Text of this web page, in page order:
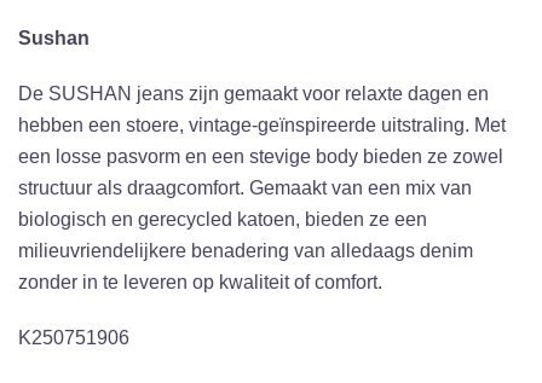
Sushan
De SUSHAN jeans zijn gemaakt voor relaxte dagen en
hebben een stoere, vintage-geïnspireerde uitstraling. Met
een losse pasvorm en een stevige body bieden ze zowel
structuur als draagcomfort. Gemaakt van een mix van
biologisch en gerecycled katoen, bieden ze een
milieuvriendelijkere benadering van alledaags denim
zonder in te leveren op kwaliteit of comfort.
K250751906